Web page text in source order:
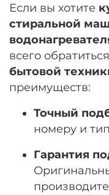
Если вы хотите
стиральной
всего
бытовой
преимуществ:
Точный
номеру и
Гарантия